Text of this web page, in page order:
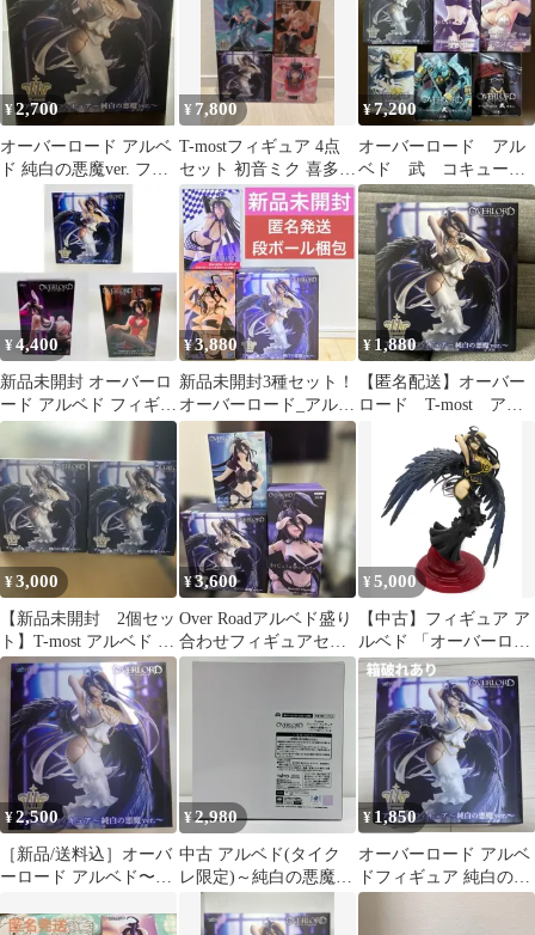
¥2,700
オーバーロード アルベ
ド 純白の悪魔ver. フィ
¥ 7,800
T-mostフィギュア 4点
セット 初音ミク 喜多川
海夢 アルベド アイ
¥7,200
オーバーロード アル
ベド 武 コキュート
ス モモン フィギュ
ア
¥4,400
新品未開封 オーバーロ
ード アルベド フィギュ
ア 3種セット
¥3,880
新品未開封3種セット！
オーバーロード_アルベ
ド_レースクイーン、ア
ラビア_20
¥ 1,880
【匿名配送】オーバー
ロード T-most アル
ベド フィギュア
¥3,000
【新品未開封 2個セッ
ト】T-most アルベド フ
ィギュア ～純白の悪魔
ver
¥3,600
Over Roadアルベド盛り
合わせフィギュアセッ
ト
¥5,000
【中古】フィギュア ア
ルベド 「オーバーロー
ド」 T-most アルベド
フィギュア～純白の悪
魔ver.～ タイクレ限定
¥2,500
［新品/送料込］オーバ
ーロード アルベド〜純
ア
¥2,980
中古 アルベド(タイク
レ限定)～純白の悪魔
ver.～T-mostフィギュア
「オーバーロード」
¥ 1,850
オーバーロード アルベ
ドフィギュア 純白の悪
Ver.